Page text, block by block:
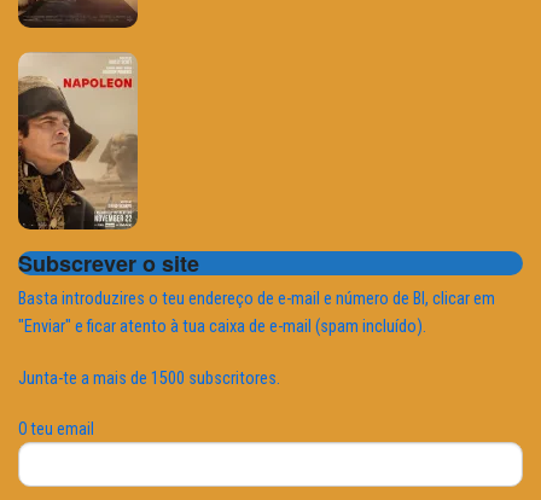
Subscrever o site
Basta introduzires o teu endereço de e-mail e número de BI, clicar em
"Enviar" e ficar atento à tua caixa de e-mail (spam incluído).
Junta-te a mais de 1500 subscritores.
O teu email